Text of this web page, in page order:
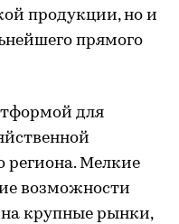
продукции, но и
прямого
для
региона. Мелкие
возможности
крупные рынки,